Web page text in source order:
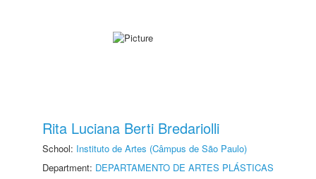
Rita Luciana Berti Bredariolli
School: Instituto de Artes (Câmpus de São Paulo)
Department: DEPARTAMENTO DE ARTES PLÁSTICAS